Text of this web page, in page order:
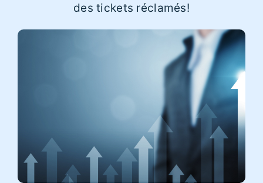
des tickets réclamés!